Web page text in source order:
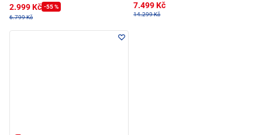
2.999 Kč -55 %
6.799 Kč
7.499 Kč
14.299 Kč